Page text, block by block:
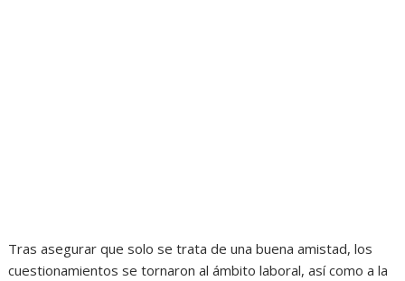
Tras asegurar que solo se trata de una buena amistad, los
cuestionamientos se tornaron al ámbito laboral, así como a la